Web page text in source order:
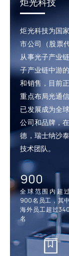
炬光科技为国
市公司（股票
从事光子产业
子产业链中游
和销售，目前
重点布局光通
已发展成为全
公司和品牌，
德，瑞士纳沙
技术团队。
900
全球范围内超过
900名员工，其
海外员工超过340
名